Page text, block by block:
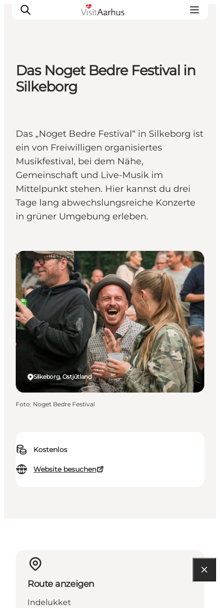
Sehen und erleben
Veranstaltungen
Transport
Das Noget Bedre Festival in
Silkeborg
Das „Noget Bedre Festival“ in Silkeborg ist
ein von Freiwilligen organisiertes
Musikfestival, bei dem Nähe,
Gemeinschaft und Live-Musik im
Mittelpunkt stehen. Hier kannst du drei
Tage lang abwechslungsreiche Konzerte
in grüner Umgebung erleben.
Kostenlos
Website besuchen
Silkeborg, Ostjütland
Veranstaltungen
Foto: Noget Bedre Festival
Route anzeigen
Indelukket